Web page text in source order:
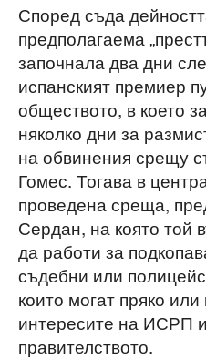
Според съда
предполагаема
започнала два дни
испанският премиер
обществото, в което
няколко дни за
на обвинения срещу
Гомес. Тогава в
проведена среща,
Сердан, на която той
да работи за
съдебни или
които могат пряко
интересите на ИСРП
правителството.